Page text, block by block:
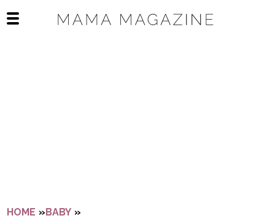
Open het mobiele menu
HOME »BABY »